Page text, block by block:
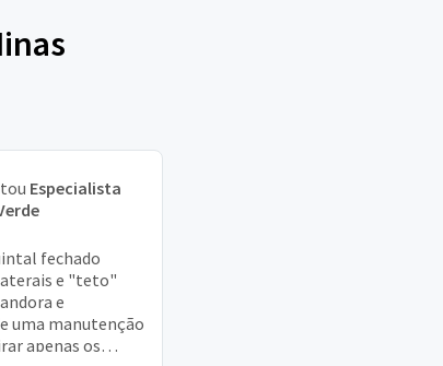
Especialista
fechado
e "teto"
e
uma manutenção
apenas os